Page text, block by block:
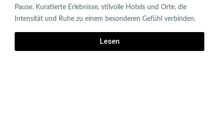
Pause. Kuratierte Erlebnisse, stilvolle Hotels und Orte, die
Intensität und Ruhe zu einem besonderen Gefühl verbinden.
Lesen